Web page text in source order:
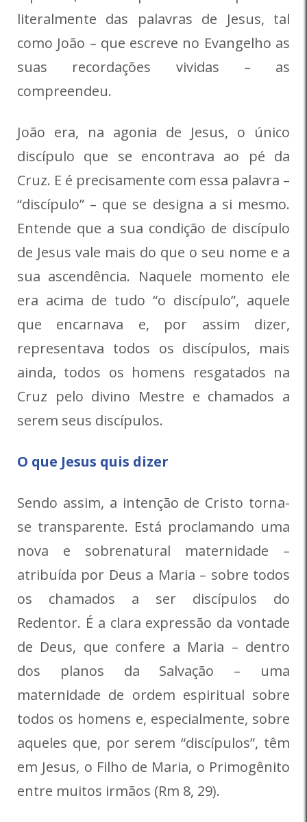
literalmente das palavras de Jesus, tal
como João – que escreve no Evangelho as
suas recordações vividas – as
compreendeu.
João era, na agonia de Jesus, o único
discípulo que se encontrava ao pé da
Cruz. E é precisamente com essa palavra –
“discípulo” – que se designa a si mesmo.
Entende que a sua condição de discípulo
de Jesus vale mais do que o seu nome e a
sua ascendência. Naquele momento ele
era acima de tudo “o discípulo”, aquele
que encarnava e, por assim dizer,
representava todos os discípulos, mais
ainda, todos os homens resgatados na
Cruz pelo divino Mestre e chamados a
serem seus discípulos.
O que Jesus quis dizer
Sendo assim, a intenção de Cristo torna-
se transparente. Está proclamando uma
nova e sobrenatural maternidade –
atribuída por Deus a Maria – sobre todos
os chamados a ser discípulos do
Redentor. É a clara expressão da vontade
de Deus, que confere a Maria – dentro
dos planos da Salvação – uma
maternidade de ordem espiritual sobre
todos os homens e, especialmente, sobre
aqueles que, por serem “discípulos”, têm
em Jesus, o Filho de Maria, o Primogênito
entre muitos irmãos (Rm 8, 29).